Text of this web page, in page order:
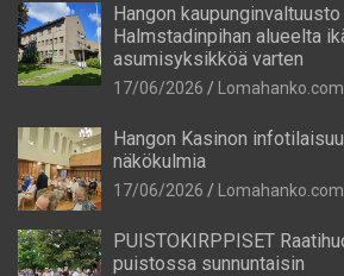
Hangon
Halmstadinpihan alueelta
asumisyksikköä varten
17/06/2026
Hangon Kasinon
näkökulmia
17/06/2026
PUISTOKIRPPISET
puistossa sunnuntaisin